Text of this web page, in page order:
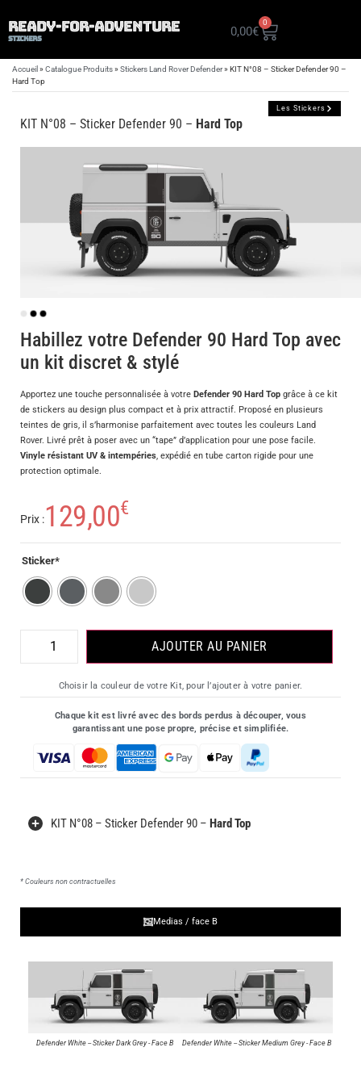
READY-FOR-ADVENTURE
STICKERS
0,00€
0
Accueil » Catalogue Produits» Stickers Land Rover Defender» KIT N°08 – Sticker Defender 90 –
Hard Top
KIT N°08 – Sticker Defender 90 – Hard Top
Les Stickers
Habillez votre Defender 90 Hard Top avec
un kit discret & stylé
Apportez une touche personnalisée à votre Defender 90 Hard Top grâce à ce kit
de stickers au design plus compact et à prix attractif. Proposé en plusieurs
teintes de gris, il s’harmonise parfaitement avec toutes les couleurs Land
Rover. Livré prêt à poser avec un “tape” d’application pour une pose facile.
Vinyle résistant UV & intempéries, expédié en tube carton rigide pour une
protection optimale.
Medias / face B
Defender White -- Sticker Dark Grey - Face B Defender White -- Sticker Medium Grey - Face B
Prix :129,00€
Sticker*
AJOUTER AU PANIER
Choisir la couleur de votre Kit, pour l’ajouter à votre panier.
Chaque kit est livré avec des bords perdus à découper, vous
garantissant une pose propre, précise et simplifiée.
KIT N°08 – Sticker Defender 90 – Hard Top
* Couleurs non contractuelles